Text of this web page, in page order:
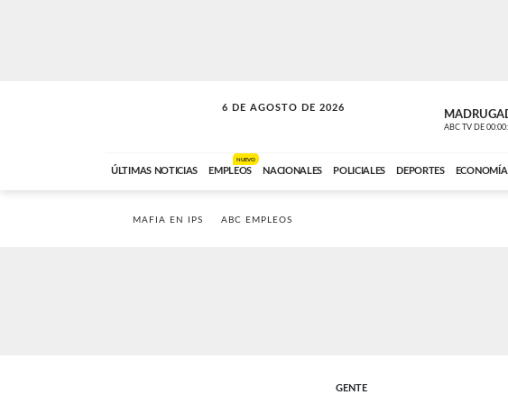
6 DE AGOSTO DE 2026
SOLO MÚSICA
ABC TV DE
ÚLTIMAS NOTICIAS EMPLEOS
NUEVO
NACIONALES POLICIALES DEPORTES ECONOMÍA
MAFIA EN IPS ABC EMPLEOS
GENTE